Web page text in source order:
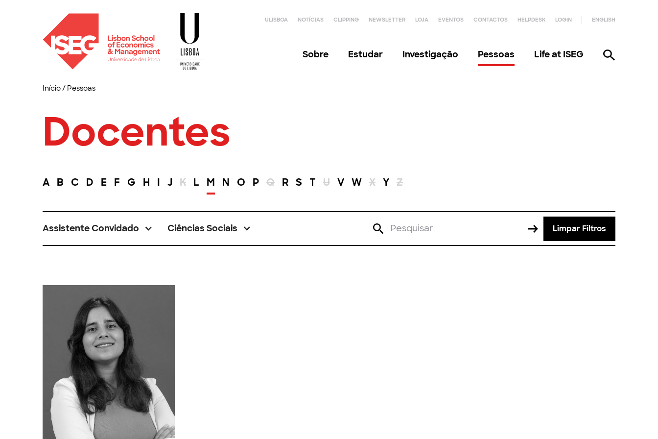
ULISBOA NOTÍCIAS CLIPPING NEWSLETTER LOJA EVENTOS CONTACTOS HELPDESK LOGIN ENGLISH
Sobre Estudar Investigação Pessoas Life at ISEG
Início/ Pessoas
Docentes
A B C D E F G H I J K L M N O P Q R S T U V W X Y Z
Assistente Convidado Ciências Sociais Limpar Filtros